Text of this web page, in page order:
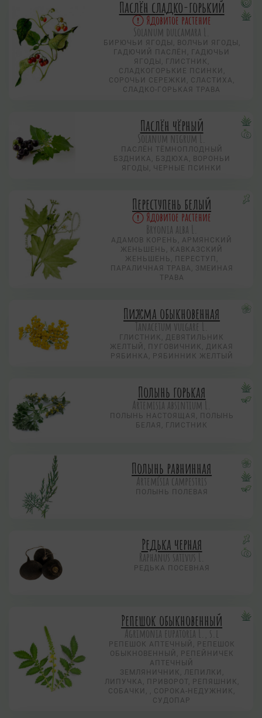
Паслён сладко-горький
Ядовитое растение
Solanum dulcamara L.
БИРЮЧЬИ ЯГОДЫ, ВОЛЧЬИ ЯГОДЫ,
ГАДЮЧИЙ ПАСЛЁН, ГАДЮЧЬИ
ЯГОДЫ, ГЛИСТНИК,
СЛАДКОГОРЬКИЕ ПСИНКИ,
СОРОЧЬИ СЕРЕЖКИ, СЛАСТИХА,
СЛАДКО-ГОРЬКАЯ ТРАВА
Паслён чёрный
Solanum nigrum L.
ПАСЛЁН ТЁМНОПЛОДНЫЙ
БЗДНИКА, БЗДЮХА, ВОРОНЬИ
ЯГОДЫ, ЧЕРНЫЕ ПСИНКИ
Переступень белый
Ядовитое растение
Bryonia alba L.
АДАМОВ КОРЕНЬ, АРМЯНСКИЙ
ЖЕНЬШЕНЬ, КАВКАЗСКИЙ
ЖЕНЬШЕНЬ, ПЕРЕСТУП,
ПАРАЛИЧНАЯ ТРАВА, ЗМЕИНАЯ
ТРАВА
Пижма обыкновенная
Tanacetum vulgare L.
ГЛИСТНИК, ДЕВЯТИЛЬНИК
ЖЕЛТЫЙ, ПУГОВИЧНИК, ДИКАЯ
РЯБИНКА, РЯБИННИК ЖЕЛТЫЙ
Полынь горькая
Artemisia absintium L.
ПОЛЫНЬ НАСТОЯЩАЯ, ПОЛЫНЬ
БЕЛАЯ, ГЛИСТНИК
Полынь равнинная
Artemísia campestris
ПОЛЫНЬ ПОЛЕВАЯ
Редька черная
Raphanus sativus L.
РЕДЬКА ПОСЕВНАЯ
Репешок обыкновенный
Agrimonia eupatoria L., s.l
РЕПЕШОК АПТЕЧНЫЙ, РЕПЕШОК
ОБЫКНОВЕННЫЙ, РЕПЕЙНИЧЕК
АПТЕЧНЫЙ
ЗЕМЛЯНИЧНИК, ЛЕПИЛКИ,
ЛИПУЧКА, ПРИВОРОТ, РЕПЯШНИК,
СОБАЧКИ, , СОРОКА-НЕДУЖНИК,
СУДОПАР